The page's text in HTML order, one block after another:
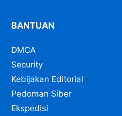
BANTUAN
DMCA
Security
Kebijakan Editorial
Pedoman Siber
Ekspedisi